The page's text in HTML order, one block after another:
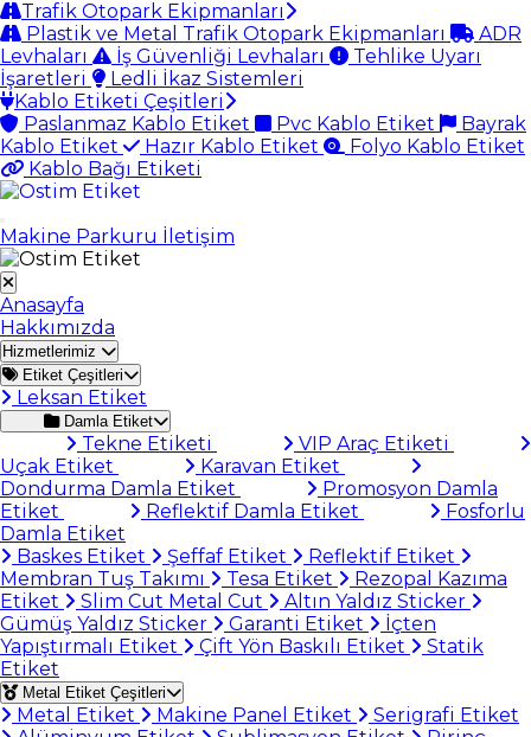
Trafik Otopark Ekipmanları
Plastik ve Metal Trafik Otopark Ekipmanları
ADR
Levhaları
İş Güvenliği Levhaları
Tehlike Uyarı
İşaretleri
Ledli İkaz Sistemleri
Kablo Etiketi Çeşitleri
Paslanmaz Kablo Etiket
Pvc Kablo Etiket
Bayrak
Kablo Etiket
Hazır Kablo Etiket
Folyo Kablo Etiket
Kablo Bağı Etiketi
Makine Parkuru İletişim
Anasayfa
Hakkımızda
Hizmetlerimiz
Etiket Çeşitleri
Leksan Etiket
Damla Etiket
Tekne Etiketi
VIP Araç Etiketi
Uçak Etiket
Karavan Etiket
Dondurma Damla Etiket
Promosyon Damla
Etiket
Reflektif Damla Etiket
Fosforlu
Damla Etiket
Baskes Etiket
Şeffaf Etiket
Reflektif Etiket
Membran Tuş Takımı
Tesa Etiket
Rezopal Kazıma
Etiket
Slim Cut Metal Cut
Altın Yaldız Sticker
Gümüş Yaldız Sticker
Garanti Etiket
İçten
Yapıştırmalı Etiket
Çift Yön Baskılı Etiket
Statik
Etiket
Metal Etiket Çeşitleri
Metal Etiket Makine Panel Etiket
Serigrafi Etiket